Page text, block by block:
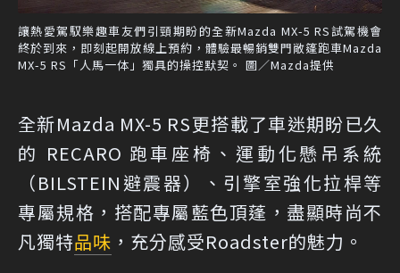
讓熱愛駕馭樂趣車友們引頸期盼的全新Mazda MX-5 RS試駕機會
終於到來，即刻起開放線上預約，體驗最暢銷雙門敞篷跑車Mazda
MX-5 RS「人馬一体」獨具的操控默契。 圖／Mazda提供
全新Mazda MX-5 RS更搭載了車迷期盼已久
的 RECARO 跑車座椅、運動化懸吊系統
（BILSTEIN避震器）、引擎室強化拉桿等
專屬規格，搭配專屬藍色頂蓬，盡顯時尚不
凡獨特品味 ，充分感受Roadster的魅力。